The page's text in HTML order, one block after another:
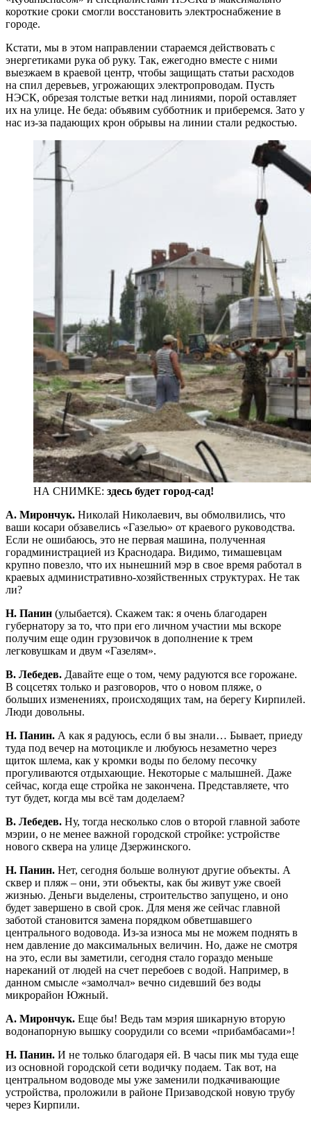
короткие сроки смогли восстановить электроснабжение в
городе.
Кстати, мы в этом направлении стараемся действовать с
энергетиками рука об руку. Так, ежегодно вместе с ними
выезжаем в краевой центр, чтобы защищать статьи расходов
на спил деревьев, угрожающих электропроводам. Пусть
НЭСК, обрезая толстые ветки над линиями, порой оставляет
их на улице. Не беда: объявим субботник и приберемся. Зато у
нас из-за падающих крон обрывы на линии стали редкостью.
НА СНИМКЕ: здесь будет город-сад!
А. Мирончук. Николай Николаевич, вы обмолвились, что
ваши косари обзавелись «Газелью» от краевого руководства.
Если не ошибаюсь, это не первая машина, полученная
горадминистрацией из Краснодара. Видимо, тимашевцам
крупно повезло, что их нынешний мэр в свое время работал в
краевых административно-хозяйственных структурах. Не так
ли?
Н. Панин (улыбается). Скажем так: я очень благодарен
губернатору за то, что при его личном участии мы вскоре
получим еще один грузовичок в дополнение к трем
легковушкам и двум «Газелям».
В. Лебедев. Давайте еще о том, чему радуются все горожане.
В соцсетях только и разговоров, что о новом пляже, о
больших изменениях, происходящих там, на берегу Кирпилей.
Люди довольны.
Н. Панин. А как я радуюсь, если б вы знали… Бывает, приеду
туда под вечер на мотоцикле и любуюсь незаметно через
щиток шлема, как у кромки воды по белому песочку
прогуливаются отдыхающие. Некоторые с малышней. Даже
сейчас, когда еще стройка не закончена. Представляете, что
тут будет, когда мы всё там доделаем?
В. Лебедев. Ну, тогда несколько слов о второй главной заботе
мэрии, о не менее важной городской стройке: устройстве
нового сквера на улице Дзержинского.
Н. Панин. Нет, сегодня больше волнуют другие объекты. А
сквер и пляж – они, эти объекты, как бы живут уже своей
жизнью. Деньги выделены, строительство запущено, и оно
будет завершено в свой срок. Для меня же сейчас главной
заботой становится замена порядком обветшавшего
центрального водовода. Из-за износа мы не можем поднять в
нем давление до максимальных величин. Но, даже не смотря
на это, если вы заметили, сегодня стало гораздо меньше
нареканий от людей на счет перебоев с водой. Например, в
данном смысле «замолчал» вечно сидевший без воды
микрорайон Южный.
А. Мирончук. Еще бы! Ведь там мэрия шикарную вторую
водонапорную вышку соорудили со всеми «прибамбасами»!
Н. Панин. И не только благодаря ей. В часы пик мы туда еще
из основной городской сети водичку подаем. Так вот, на
центральном водоводе мы уже заменили подкачивающие
устройства, проложили в районе Призаводской новую трубу
через Кирпили.